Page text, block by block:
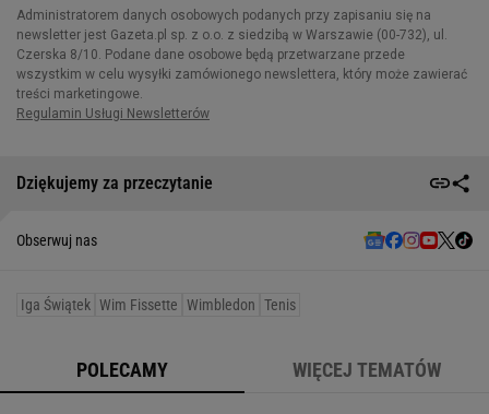
Dziękujemy za przeczytanie
Obserwuj nas
Iga Świątek Wim Fissette Wimbledon Tenis
POLECAMY WIĘCEJ TEMATÓW